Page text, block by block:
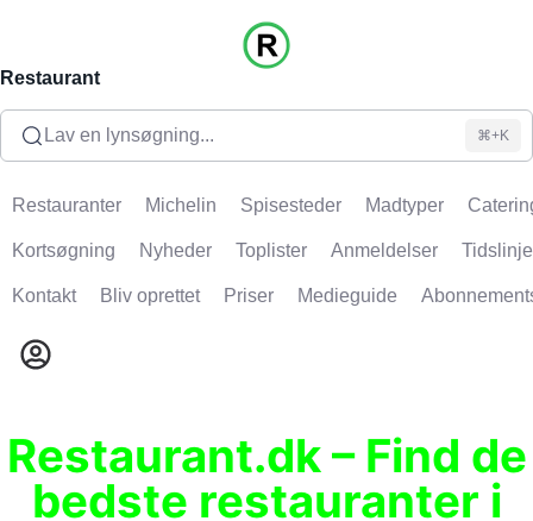
Restaurant
Lav en lynsøgning... ⌘+K
Restauranter Michelin Spisesteder Madtyper
Kortsøgning Nyheder Toplister Anmeldelser Tidslinje
Kontakt Bliv oprettet Priser Medieguide
Restaurant.dk – Find de
bedste restauranter i